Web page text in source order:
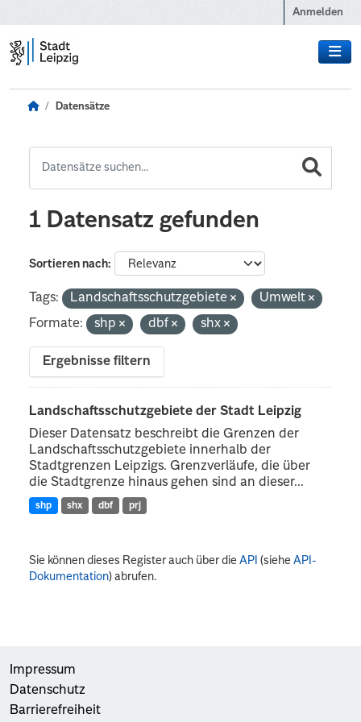
Anmelden
Datensätze
1 Datensatz gefunden
Sortieren nach
Tags: Landschaftsschutzgebiete
Umwelt
Formate:
shp dbf shx
Ergebnisse filtern
Landschaftsschutzgebiete der Stadt Leipzig
Dieser Datensatz beschreibt die Grenzen der
Landschaftsschutzgebiete innerhalb der
Stadtgrenzen Leipzigs. Grenzverläufe, die über
die Stadtgrenze hinaus gehen sind an dieser...
shp shx dbf prj
Sie können dieses Register auch über dieAPI (sieheAPI-
Dokumentation) abrufen.
Impressum
Datenschutz
Barrierefreiheit